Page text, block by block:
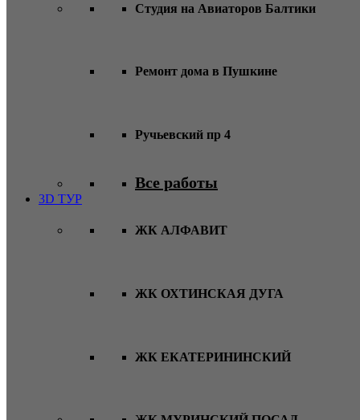
Студия на Авиаторов Балтики
Ремонт дома в Пушкине
Ручьевский пр 4
Все работы
3D ТУР
ЖК АЛФАВИТ
ЖК ОХТИНСКАЯ ДУГА
ЖК ЕКАТЕРИНИНСКИЙ